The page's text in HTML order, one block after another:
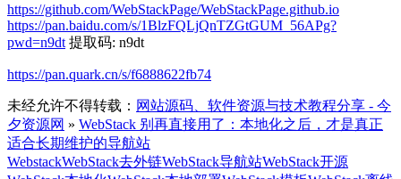
https://github.com/WebStackPage/WebStackPage.github.io
https://pan.baidu.com/s/1BlzFQLjQnTZGtGUM_56APg?
pwd=n9dt 提取码: n9dt
https://pan.quark.cn/s/f6888622fb74
未经允许不得转载： 网站源码、软件资源与技术教程分享 - 今
夕资源网 » WebStack 别再直接用了：本地化之后，才是真正
适合长期维护的导航站
WebstackWebStack去外链WebStack导航站WebStack开源